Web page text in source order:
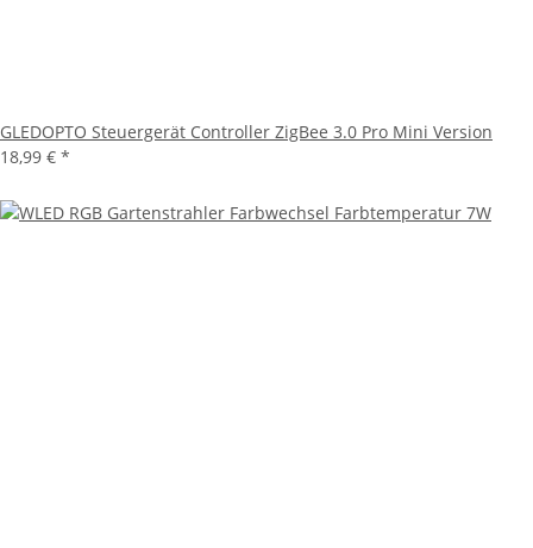
GLEDOPTO Steuergerät Controller ZigBee 3.0 Pro Mini Version
18,99 € *